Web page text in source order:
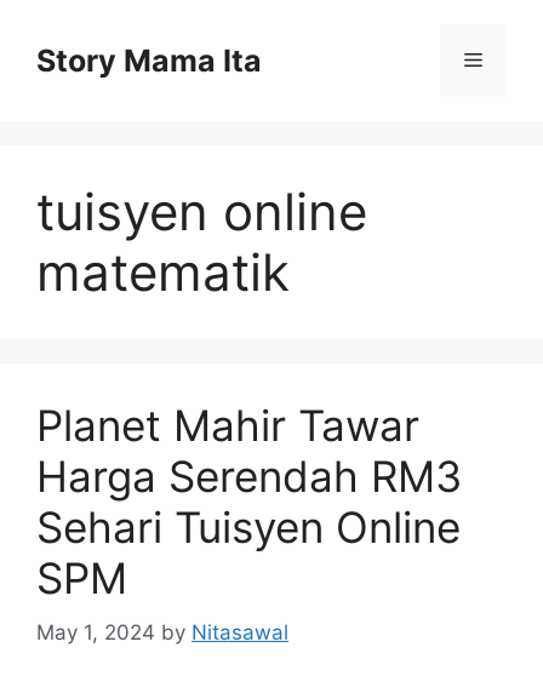
contentStory Mama Ita Menu
tuisyen online
matematik
Planet Mahir Tawar
Harga Serendah RM3
Sehari Tuisyen Online
SPM
May 1, 2024 by Nitasawal